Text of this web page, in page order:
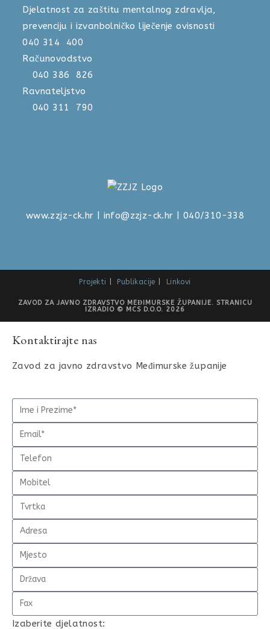
Djelatnost za zaštitu mentalnog zdravlja,
prevenciju i izvanbolničko liječenje ovisnosti
040 314 400
Računovodstvo
040 386 826
Ravnateljstvo
040 311 790
www.zzjz-ck.hr info@zzjz-ck.hr | 040/310-338
Projekti Publikacije Linkovi
ZAVOD ZA JAVNO ZDRAVSTVO MEĐIMURSKE ŽUPANIJE. STRANICU
IZRADIO © MCS D.O.O. 2026
Kontaktirajte nas
Zavod za javno zdravstvo Međimurske županije
Izaberite djelatnost: